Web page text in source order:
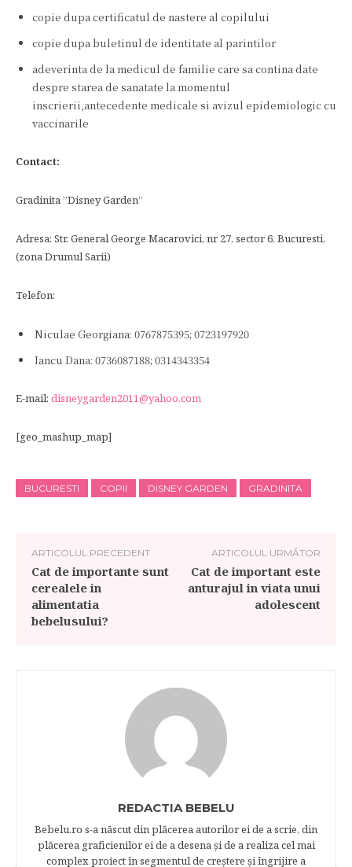
copie dupa certificatul de nastere al copilului
copie dupa buletinul de identitate al parintilor
adeverinta de la medicul de familie care sa contina date
despre starea de sanatate la momentul
inscrierii,antecedente medicale si avizul epidemiologic cu
vaccinarile
Contact:
Gradinita ”Disney Garden”
Adresa: Str. General George Macarovici, nr 27, sector 6, Bucuresti,
(zona Drumul Sarii)
Telefon:
Niculae Georgiana: 0767875395; 0723197920
Iancu Dana: 0736087188; 0314343354
E-mail: disneygarden2011@yahoo.com
[geo_mashup_map]
BUCURESTI COPII DISNEY GARDEN GRADINITA
ARTICOLUL PRECEDENT
Cat de importante sunt
cerealele in
alimentatia
bebelusului?
ARTICOLUL URMĂTOR
Cat de important este
anturajul in viata unui
adolescent
REDACTIA BEBELU
Bebelu.ro s-a născut din plăcerea autorilor ei de a scrie, din
plăcerea graficienilor ei de a desena şi de a realiza cel mai
complex proiect în segmentul de creştere şi îngrijire a